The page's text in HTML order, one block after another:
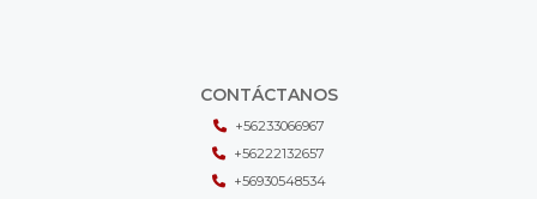
CONTÁCTANOS
+56233066967
+56222132657
+56930548534